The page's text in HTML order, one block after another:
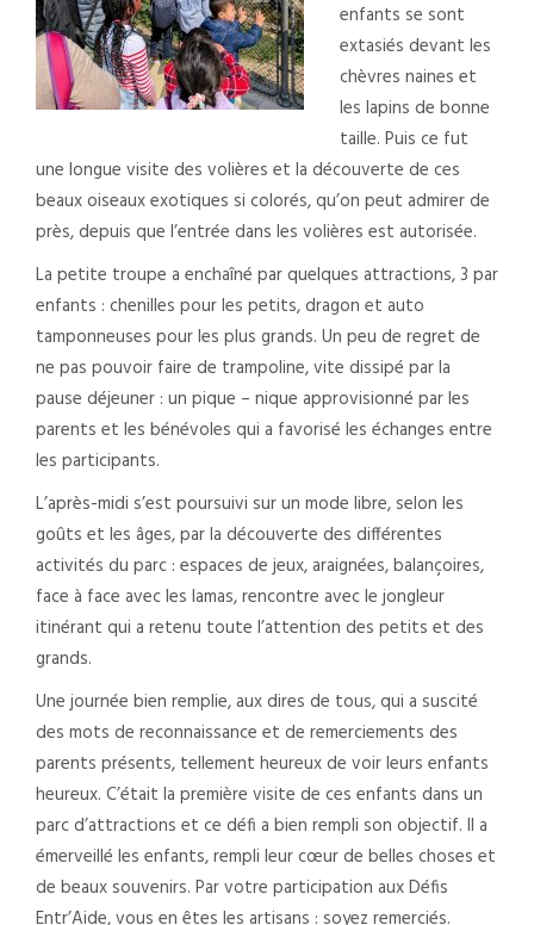
enfants se sont
extasiés devant les
chèvres naines et
les lapins de bonne
taille. Puis ce fut
une longue visite des volières et la découverte de ces
beaux oiseaux exotiques si colorés, qu’on peut admirer de
près, depuis que l’entrée dans les volières est autorisée.
La petite troupe a enchaîné par quelques attractions, 3 par
enfants : chenilles pour les petits, dragon et auto
tamponneuses pour les plus grands. Un peu de regret de
ne pas pouvoir faire de trampoline, vite dissipé par la
pause déjeuner : un pique – nique approvisionné par les
parents et les bénévoles qui a favorisé les échanges entre
les participants.
L’après-midi s’est poursuivi sur un mode libre, selon les
goûts et les âges, par la découverte des différentes
activités du parc : espaces de jeux, araignées, balançoires,
face à face avec les lamas, rencontre avec le jongleur
itinérant qui a retenu toute l’attention des petits et des
grands.
Une journée bien remplie, aux dires de tous, qui a suscité
des mots de reconnaissance et de remerciements des
parents présents, tellement heureux de voir leurs enfants
heureux. C’était la première visite de ces enfants dans un
parc d’attractions et ce défi a bien rempli son objectif. Il a
émerveillé les enfants, rempli leur cœur de belles choses et
de beaux souvenirs. Par votre participation aux Défis
Entr’Aide, vous en êtes les artisans : soyez remerciés.